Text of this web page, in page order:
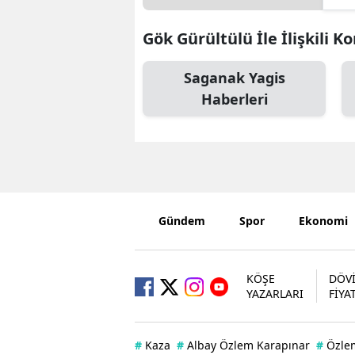
Gök Gürültülü İle İlişkili
Saganak Yagis
Haberleri
Gündem Spor Ekonomi
KÖŞE
YAZARLARI
# Kaza # Albay Özlem Karapınar #